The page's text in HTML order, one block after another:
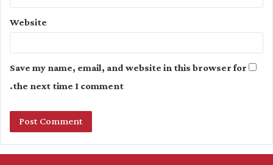
Website
Save my name, email, and website in this browser for
the next time I comment.